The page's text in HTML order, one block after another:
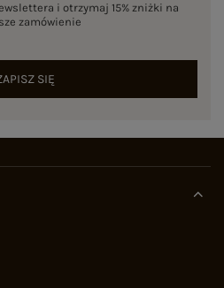
i otrzymaj 15% zniżki na
zamówienie
SIĘ